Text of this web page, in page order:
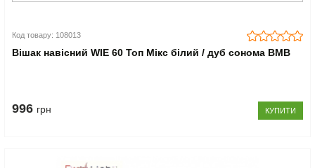
Код товару: 108013
Вішак навісний WIE 60 Топ Мікс білий / дуб сонома ВМВ
996 грн КУПИТИ